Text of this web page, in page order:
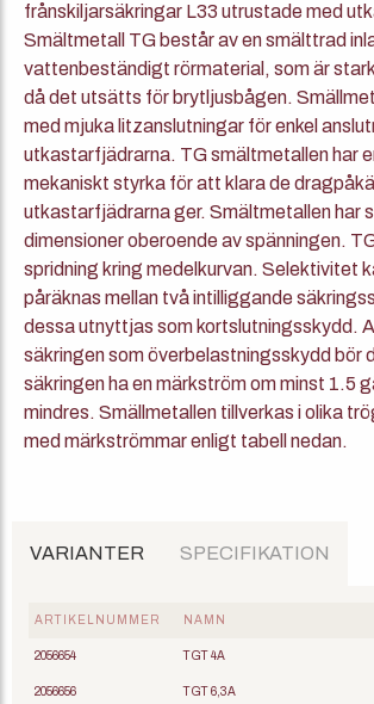
frånskiljarsäkringar L33 utrustade med
Smältmetall TG består av en smälttrad
vattenbeständigt rörmaterial, som är
då det utsätts för brytljusbågen.
med mjuka litzanslutningar för enkel
utkastarfjädrarna. TG smältmetallen har
mekaniskt styrka för att klara de
utkastarfjädrarna ger. Smältmetallen har
dimensioner oberoende av spänningen.
spridning kring medelkurvan. Selektivitet
påräknas mellan två intilliggande
dessa utnyttjas som kortslutningsskydd.
säkringen som överbelastningsskydd bör
säkringen ha en märkström om minst 1.5
mindres. Smällmetallen tillverkas i olika
med märkströmmar enligt tabell nedan.
VARIANTER SPECIFIKATION
ARTIKELNUMMER NAMN
2056654 TGT 4A
2056656 TGT 6,3A